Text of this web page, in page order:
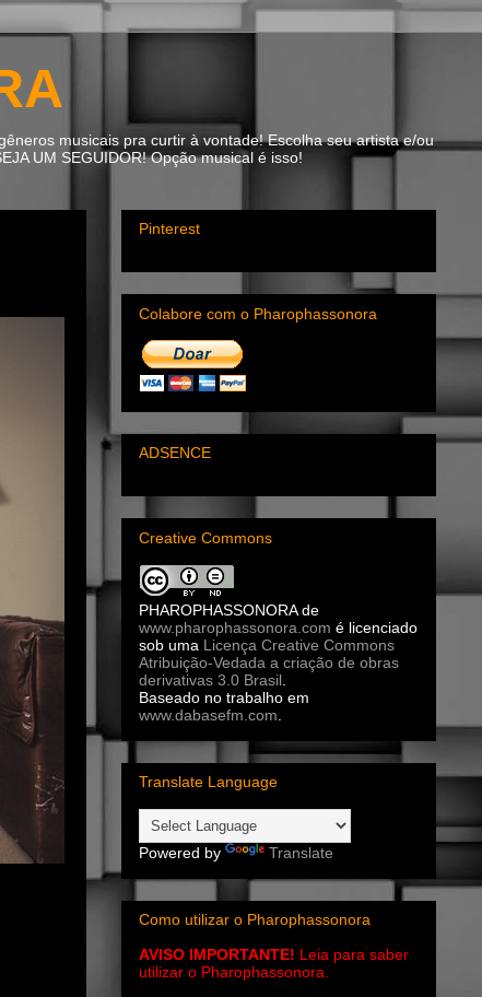
musicais pra curtir à vontade! Escolha seu artista e/ou
UM SEGUIDOR! Opção musical é isso!
Pinterest
Colabore com o Pharophassonora
ADSENCE
Creative Commons
PHAROPHASSONORAde
www.pharophassonora.com é licenciado
sob uma Licença Creative Commons
Atribuição-Vedada a criação de obras
derivativas 3.0 Brasil
Baseado no trabalho em
www.dabasefm.com
Translate Language
Powered by Translate
Como utilizar o Pharophassonora
AVISO IMPORTANTE! Leia para saber
utilizar o Pharophassonora.